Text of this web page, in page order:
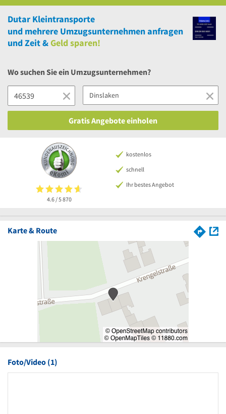
Dutar Kleintransporte
und mehrere Umzugsunternehmen anfragen
und Zeit &Geld sparen!
Wo suchen Sie ein Umzugsunternehmen?
Gratis Angebote einholen
4.6 / 5870
kostenlos
schnell
Ihr bestes Angebot
Karte & Route
Foto/Video (1)